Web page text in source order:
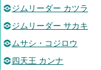
ジムリーダー カツラ
ジムリーダー サカキ
ムサシ・コジロウ
四天王 カンナ